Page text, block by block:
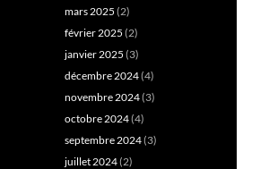
mars 2025 (2)
février 2025 (2)
janvier 2025 (3)
décembre 2024(4)
novembre 2024(3)
octobre 2024(4)
septembre 2024(3)
juillet 2024(2)